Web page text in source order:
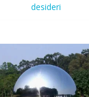
desideri